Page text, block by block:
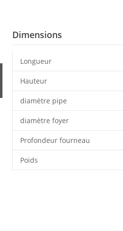
Dimensions
Longueur
Hauteur
diamètre pipe
diamètre foyer
Profondeur fourneau
Poids